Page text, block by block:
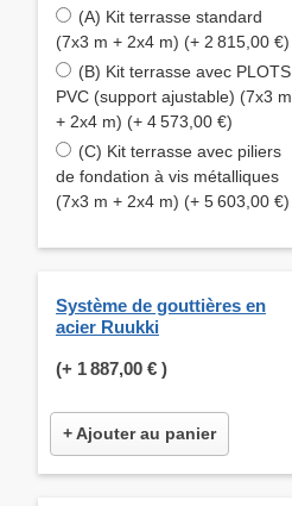
(A) Kit terrasse standard
(7x3 m + 2x4 m) (+ 2 815,00 €)
(B) Kit terrasse avec PLOTS
PVC (support ajustable) (7x3 m
+ 2x4 m) (+ 4 573,00 €)
(C) Kit terrasse avec piliers
de fondation à vis métalliques
(7x3 m + 2x4 m) (+ 5 603,00 €)
Système de gouttières en
acier Ruukki
(+ 1 887,00 € )
+ Ajouter au panier